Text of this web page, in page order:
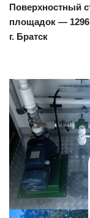
Поверхностный
площадок — 1296
. Братск